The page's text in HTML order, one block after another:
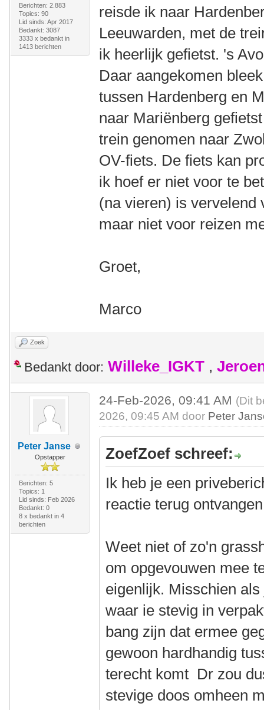
Berichten: 2.883
Topics: 90
Lid sinds: Apr 2017
Bedankt: 3087
3333 x bedankt in
1413 berichten
reisde ik naar
Leeuwarden, met de
ik heerlijk gefietst. 's
Daar aangekomen
tussen Hardenberg en
naar Mariënberg
trein genomen naar
OV-fiets. De fiets kan
ik hoef er niet voor te
(na vieren) is vervelend
maar niet voor reizen
Groet,
Marco
Zoek
Bedankt door: Willeke_IGKT ,
Peter Janse
Opstapper
Berichten: 5
Topics: 1
Lid sinds: Feb 2026
Bedankt: 0
8 x bedankt in 4
berichten
24-Feb-2026, 09:41 AM (Dit
2026, 09:45 AM door Peter
ZoefZoef schreef:
Ik heb je een
reactie terug
Weet niet of zo'n
om opgevouwen mee
eigenlijk. Misschien
waar ie stevig in
bang zijn dat ermee
gewoon hardhandig
terecht komt Dr zou
stevige doos omheen